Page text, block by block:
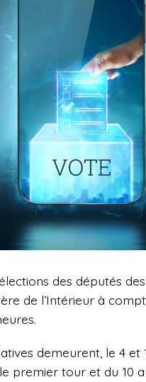
des députés
de l’Intérieur à
demeurent, le 4
premier tour et du 10